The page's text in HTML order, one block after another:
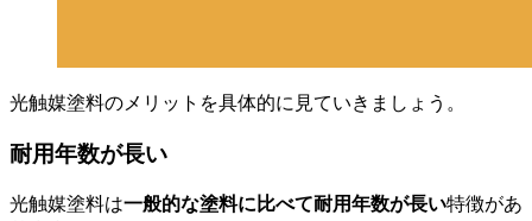
光触媒塗料のメリットを具体的に見ていきましょう。
耐用年数が長い
光触媒塗料は一般的な塗料に比べて耐用年数が長い特徴があ